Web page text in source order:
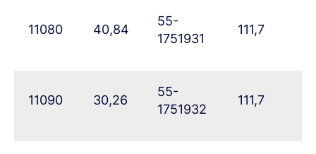
11080 40,84
55-
1751931
111,7
11090 30,26
55-
1751932
111,7